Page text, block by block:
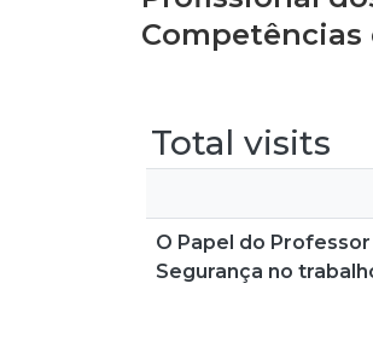
Competências
Total visits
O Papel do
Segurança no